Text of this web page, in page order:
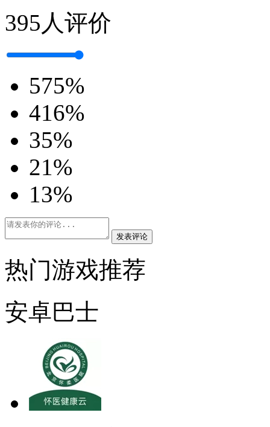
395人评价
575%
416%
35%
21%
13%
发表评论
热门游戏推荐
安卓巴士